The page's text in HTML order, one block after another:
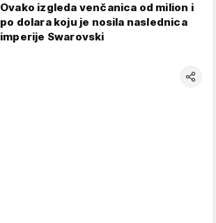
Ovako izgleda venčanica od milion i
po dolara koju je nosila naslednica
imperije Swarovski